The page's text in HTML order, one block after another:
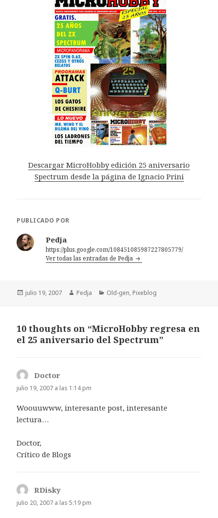
Descargar MicroHobby edición 25 aniversario
Spectrum desde la página de Ignacio Prini
PUBLICADO POR
Pedja
https://plus.google.com/108451085987227805779/
Ver todas las entradas de Pedja
Publicado
julio 19, 2007 Autor
Pedja Categorías
Old-gen, Pixeblog
10 thoughts on “MicroHobby regresa en
el 25 aniversario del Spectrum”
Doctor
julio 19, 2007 a las 1:14 pm
Woouuwww, interesante post, interesante
lectura…
Doctor,
Crítico de Blogs
RDisky
julio 20, 2007 a las 5:19 pm